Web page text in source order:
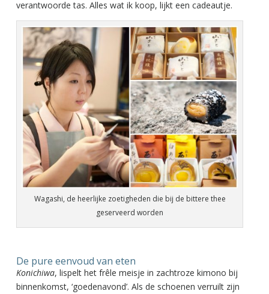
verantwoorde tas. Alles wat ik koop, lijkt een cadeautje.
Wagashi, de heerlijke zoetigheden die bij de bittere thee
geserveerd worden
De pure eenvoud van eten
Konichiwa, lispelt het frêle meisje in zachtroze kimono bij
binnenkomst, ‘goedenavond’. Als de schoenen verruilt zijn